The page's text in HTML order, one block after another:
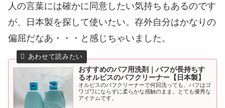
人の言葉には確かに同意したい気持ちもあるのです
が、日本製を探して使いたい。存外自分はかなりの
偏屈だなあ・・・と感じちゃいました。
おすすめのパフ用洗剤｜パフが長持ちす
るオルビスのパフクリーナー【日本製】
オルビスのパフクリーナーで何回洗っても、パフはゴ
ワゴワにならずに柔らかな感触のまま。とても優秀な
アイテムです。